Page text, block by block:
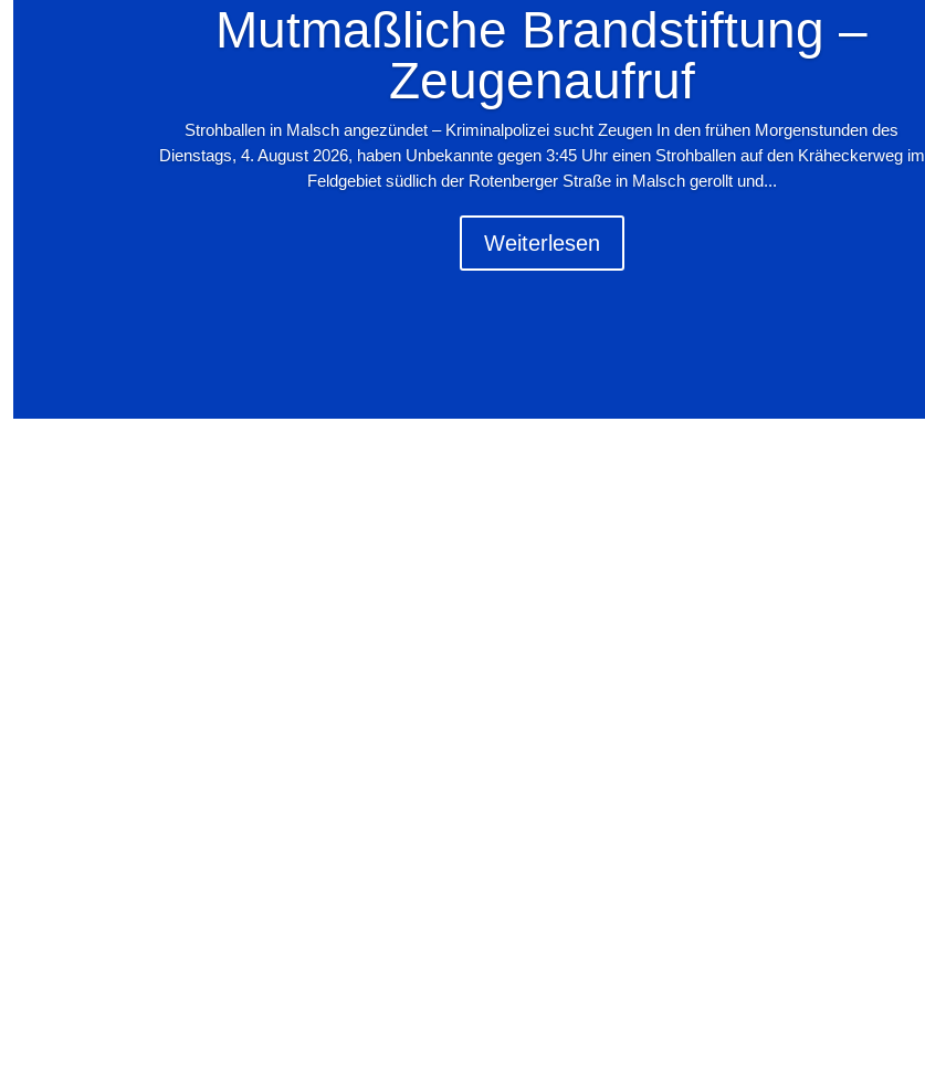
Mutmaßliche Brandstiftung –
Zeugenaufruf
Strohballen in Malsch angezündet – Kriminalpolizei sucht Zeugen In den frühen Morgenstunden des
Dienstags, 4. August 2026, haben Unbekannte gegen 3:45 Uhr einen Strohballen auf den Kräheckerweg im
Feldgebiet südlich der Rotenberger Straße in Malsch gerollt und...
Weiterlesen